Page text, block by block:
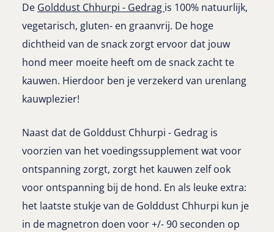
De Golddust Chhurpi - Gedrag is 100% natuurlijk,
vegetarisch, gluten- en graanvrij. De hoge
dichtheid van de snack zorgt ervoor dat jouw
hond meer moeite heeft om de snack zacht te
kauwen. Hierdoor ben je verzekerd van urenlang
kauwplezier!
Naast dat de Golddust Chhurpi - Gedrag is
voorzien van het voedingssupplement wat voor
ontspanning zorgt, zorgt het kauwen zelf ook
voor ontspanning bij de hond. En als leuke extra:
het laatste stukje van de Golddust Chhurpi kun je
in de magnetron doen voor +/- 90 seconden op